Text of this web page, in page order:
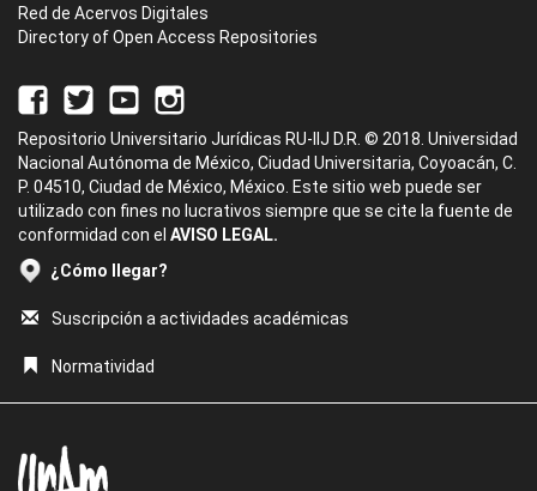
Red de Acervos Digitales
Directory of Open Access Repositories
Repositorio Universitario Jurídicas RU-IIJ D.R. © 2018. Universidad
Nacional Autónoma de México, Ciudad Universitaria, Coyoacán, C.
P. 04510, Ciudad de México, México. Este sitio web puede ser
utilizado con fines no lucrativos siempre que se cite la fuente de
conformidad con el AVISO LEGAL.
¿Cómo llegar?
Suscripción a actividades académicas
Normatividad